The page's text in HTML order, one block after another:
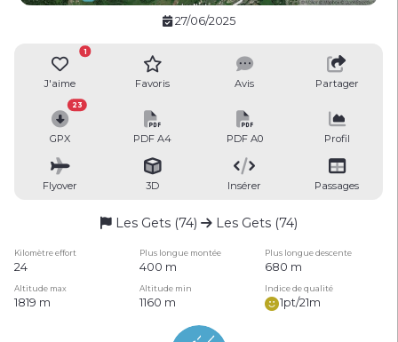
27/06/2025
J'aime
1
Favoris Avis Partager
GPX
23
PDF A4 PDF A0 Profil
Flyover 3D Insérer Passages
Les Gets (74) Les Gets (74)
Kilomètre effort Plus longue montée Plus longue descente
24 400 m 680 m
Altitude max Altitude min Indice de qualité
1819 m 1160 m 1pt/21m